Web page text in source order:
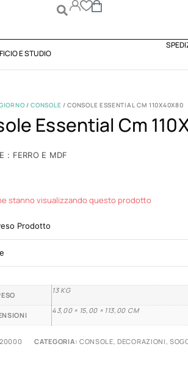
E STUDIO
/CONSOLE / CONSOLE ESSENTIAL CM 110X40X80
Essential Cm
: FERRO E MDF
stanno visualizzando questo prodotto
Prodotto
13 KG
43,00 × 15,00 × 113,00 CM
CATEGORIA: CONSOLE ,DECORAZIONI